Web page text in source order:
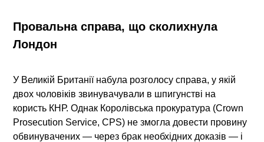
Провальна справа, що сколихнула
Лондон
У Великій Британії набула розголосу справа, у якій
двох чоловіків звинувачували в шпигунстві на
користь КНР. Однак Королівська прокуратура (Crown
Prosecution Service, CPS) не змогла довести провину
обвинувачених — через брак необхідних доказів — і